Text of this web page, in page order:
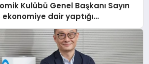
Kulübü Genel Başkanı Sayın
dair yaptığı
kaydetti: